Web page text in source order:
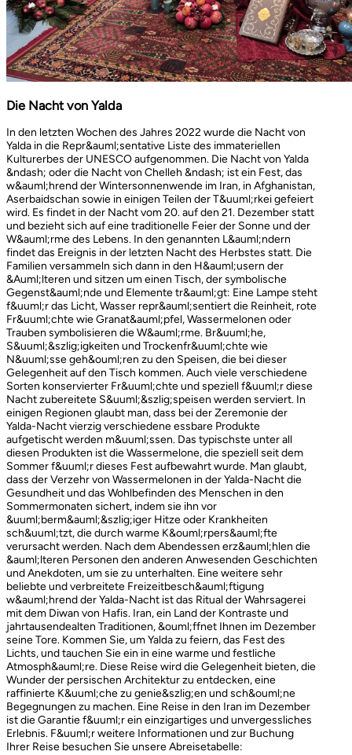
Die Nacht von Yalda
In den letzten Wochen des Jahres 2022 wurde die Nacht von
Yalda in die Repr&auml;sentative Liste des immateriellen
Kulturerbes der UNESCO aufgenommen. Die Nacht von Yalda
&ndash; oder die Nacht von Chelleh &ndash; ist ein Fest, das
w&auml;hrend der Wintersonnenwende im Iran, in Afghanistan,
Aserbaidschan sowie in einigen Teilen der T&uuml;rkei gefeiert
wird. Es findet in der Nacht vom 20. auf den 21. Dezember statt
und bezieht sich auf eine traditionelle Feier der Sonne und der
W&auml;rme des Lebens. In den genannten L&auml;ndern
findet das Ereignis in der letzten Nacht des Herbstes statt. Die
Familien versammeln sich dann in den H&auml;usern der
&Auml;lteren und sitzen um einen Tisch, der symbolische
Gegenst&auml;nde und Elemente tr&auml;gt: Eine Lampe steht
f&uuml;r das Licht, Wasser repr&auml;sentiert die Reinheit, rote
Fr&uuml;chte wie Granat&auml;pfel, Wassermelonen oder
Trauben symbolisieren die W&auml;rme. Br&uuml;he,
S&uuml;&szlig;igkeiten und Trockenfr&uuml;chte wie
N&uuml;sse geh&ouml;ren zu den Speisen, die bei dieser
Gelegenheit auf den Tisch kommen. Auch viele verschiedene
Sorten konservierter Fr&uuml;chte und speziell f&uuml;r diese
Nacht zubereitete S&uuml;&szlig;speisen werden serviert. In
einigen Regionen glaubt man, dass bei der Zeremonie der
Yalda-Nacht vierzig verschiedene essbare Produkte
aufgetischt werden m&uuml;ssen. Das typischste unter all
diesen Produkten ist die Wassermelone, die speziell seit dem
Sommer f&uuml;r dieses Fest aufbewahrt wurde. Man glaubt,
dass der Verzehr von Wassermelonen in der Yalda-Nacht die
Gesundheit und das Wohlbefinden des Menschen in den
Sommermonaten sichert, indem sie ihn vor
&uuml;berm&auml;&szlig;iger Hitze oder Krankheiten
sch&uuml;tzt, die durch warme K&ouml;rpers&auml;fte
verursacht werden. Nach dem Abendessen erz&auml;hlen die
&auml;lteren Personen den anderen Anwesenden Geschichten
und Anekdoten, um sie zu unterhalten. Eine weitere sehr
beliebte und verbreitete Freizeitbesch&auml;ftigung
w&auml;hrend der Yalda-Nacht ist das Ritual der Wahrsagerei
mit dem Diwan von Hafis. Iran, ein Land der Kontraste und
jahrtausendealten Traditionen, &ouml;ffnet Ihnen im Dezember
seine Tore. Kommen Sie, um Yalda zu feiern, das Fest des
Lichts, und tauchen Sie ein in eine warme und festliche
Atmosph&auml;re. Diese Reise wird die Gelegenheit bieten, die
Wunder der persischen Architektur zu entdecken, eine
raffinierte K&uuml;che zu genie&szlig;en und sch&ouml;ne
Begegnungen zu machen. Eine Reise in den Iran im Dezember
ist die Garantie f&uuml;r ein einzigartiges und unvergessliches
Erlebnis. F&uuml;r weitere Informationen und zur Buchung
Ihrer Reise besuchen Sie unsere Abreisetabelle: